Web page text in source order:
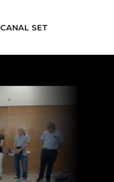
CANAL SET